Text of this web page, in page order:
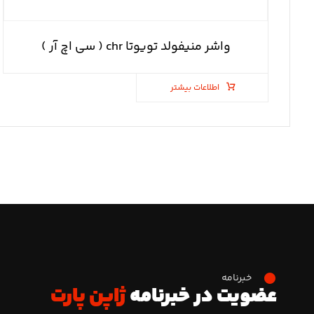
واشر منیفولد تویوتا chr ( سی اچ آر )
اطلاعات بیشتر
خبرنامه
عضویت در خبرنامهژاپن پارت